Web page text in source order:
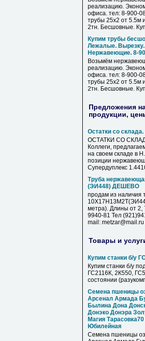
реализацию.
офиса. тел: 8-900-
трубы 25х2 от 5.5м
2тн. Бесшовные.
Купим трубы
Лежалые.
Нержавеющие. 8-
Возьмём
реализацию.
офиса. тел: 8-900-
трубы 25х2 от 5.5м
2тн. Бесшовные.
Предложения
продукции,
Остатки со
ОСТАТКИ СО
Коллеги,
на своем складе в
позиции
Супердуплекс
Труба
(ЭИ448) ДЕШЕВО
продам из наличия
метра). Длины от 2,
9940-81 Тел
mail: metzar@mail.ru
Товары и
Купим станки б/у
Купим станки б/у
ГС2116К, 2К550,
состоянии
Семена пшеницы
Арсенал Армада
Былина Дона
Донэко Донэра
Магия
Юбилейная
Семена пшеницы